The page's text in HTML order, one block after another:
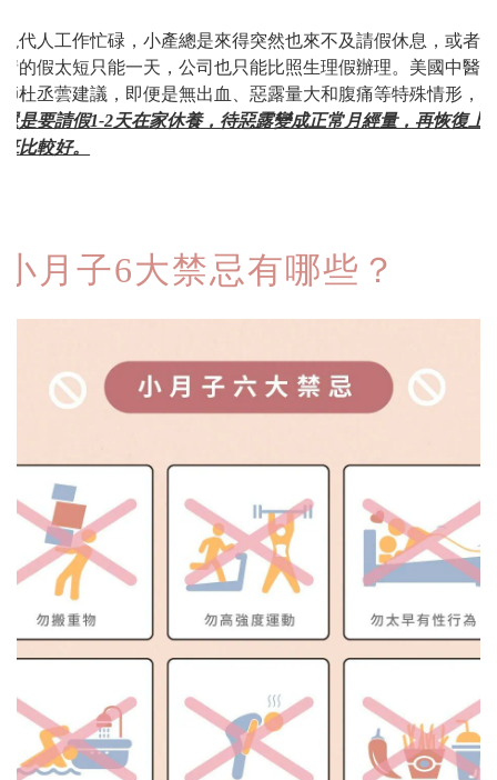
現代人工作忙碌，小產總是來得突然也來不及請假休息，或者
請的假太短只能一天，公司也只能比照生理假辦理。美國中醫
師杜丞蕓建議，即便是無出血、惡露量大和腹痛等特殊情形，
還是要請假1-2天在家休養，待惡露變成正常月經量，再恢復上
班比較好。
小月子6大禁忌有哪些？